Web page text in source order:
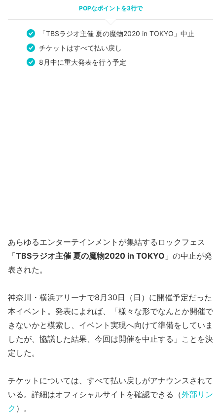
POPなポイントを3行で
「TBSラジオ主催 夏の魔物2020 in TOKYO」中止
チケットはすべて払い戻し
8月中に重大発表を行う予定
あらゆるエンターテインメントが集結するロックフェス
「TBSラジオ主催 夏の魔物2020 in TOKYO 」の中止が発
表された。
神奈川・横浜アリーナで8月30日（日）に開催予定だった
本イベント。発表によれば、「様々な形でなんとか開催で
きないかと模索し、イベント実現へ向けて準備をしていま
したが、協議した結果、今回は開催を中止する」ことを決
定した。
チケットについては、すべて払い戻しがアナウンスされて
いる。詳細はオフィシャルサイトを確認できる（外部リン
ク ）。